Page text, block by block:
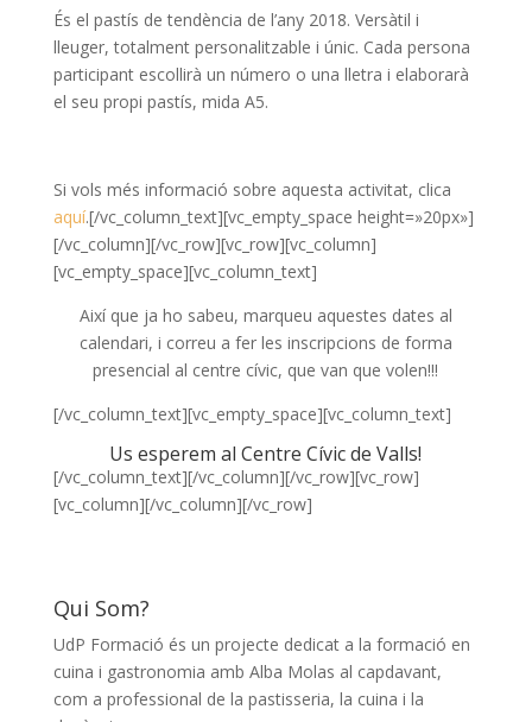
És el pastís de tendència de l’any 2018. Versàtil i
lleuger, totalment personalitzable i únic. Cada persona
participant escollirà un número o una lletra i elaborarà
el seu propi pastís, mida A5.
Si vols més informació sobre aquesta activitat, clica
aquí.[/vc_column_text][vc_empty_space height=»20px»]
[/vc_column][/vc_row][vc_row][vc_column]
[vc_empty_space][vc_column_text]
Així que ja ho sabeu, marqueu aquestes dates al
calendari, i correu a fer les inscripcions de forma
presencial al centre cívic, que van que volen!!!
[/vc_column_text][vc_empty_space][vc_column_text]
Us esperem al Centre Cívic de Valls!
[/vc_column_text][/vc_column][/vc_row][vc_row]
[vc_column][/vc_column][/vc_row]
Qui Som?
UdP Formació és un projecte dedicat a la formació en
cuina i gastronomia amb Alba Molas al capdavant,
com a professional de la pastisseria, la cuina i la